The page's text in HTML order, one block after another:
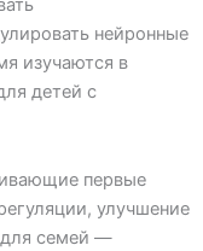
нейронные
изучаются в
детей с
первые
улучшение
семей —